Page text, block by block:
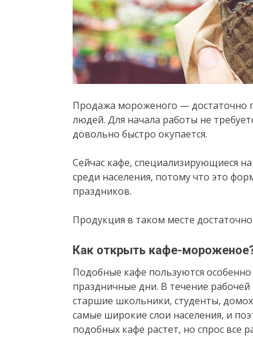
Продажа мороженого — достаточно
людей. Для начала работы не
довольно быстро окупается.
Сейчас кафе, специализирующиеся
среди населения, потому что это
праздников.
Продукция в таком месте
Как открыть кафе-
Подобные кафе пользуются
праздничные дни. В течение
старшие школьники, студенты,
самые широкие слои населения, и
подобных кафе растет, но спрос все